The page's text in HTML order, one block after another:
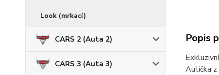
Look (mrkací)
CARS 2 (Auta 2)
CARS 3 (Auta 3)
Popis
Autíčka